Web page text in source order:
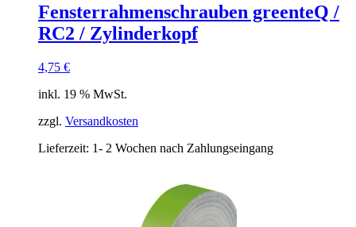
Fensterrahmenschrauben greenteQ /
RC2 / Zylinderkopf
4,75 €
inkl. 19 % MwSt.
zzgl. Versandkosten
Lieferzeit: 1- 2 Wochen nach Zahlungseingang